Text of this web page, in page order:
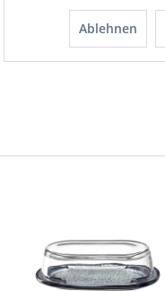
Ablehnen